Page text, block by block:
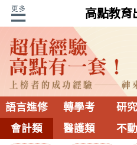
高點教育
語言進修 轉學考 研
會計類
醫護類 不